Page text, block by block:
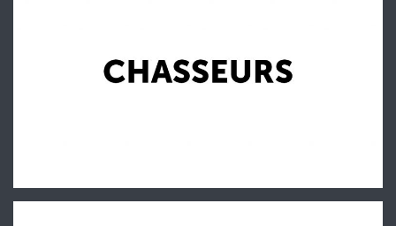
Chasseurs
D.O. Nouvelles